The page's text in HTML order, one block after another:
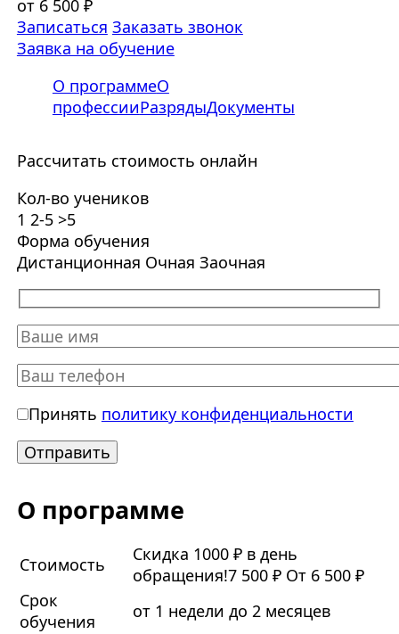
от 6 500 ₽
Записаться Заказать звонок
Заявка на обучение
О программеО
профессииРазрядыДокументы
Рассчитать стоимость онлайн
Кол-во учеников
1 2-5 >5
Форма обучения
Дистанционная Очная Заочная
Принять политику конфиденциальности
О программе
Стоимость
Скидка 1000 ₽ в день
обращения!7 500 ₽ От 6 500 ₽
Срок
обучения
от 1 недели до 2 месяцев